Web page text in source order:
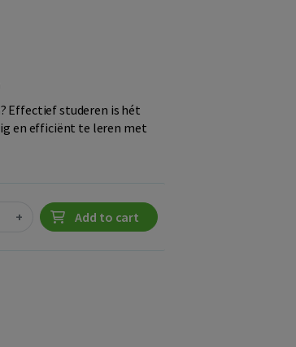
Effectief studeren is hét
en efficiënt te leren met
+ Add to cart